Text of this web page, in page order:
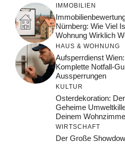
IMMOBILIEN
Nürnberg: Wie Viel
Wohnung Wirklich
HAUS & WOHNUNG
Aufsperrdienst
Komplette Notfall-
Aussperrungen
KULTUR
Osterdekoration: Der
Geheime
Deinem
WIRTSCHAFT
Der Große